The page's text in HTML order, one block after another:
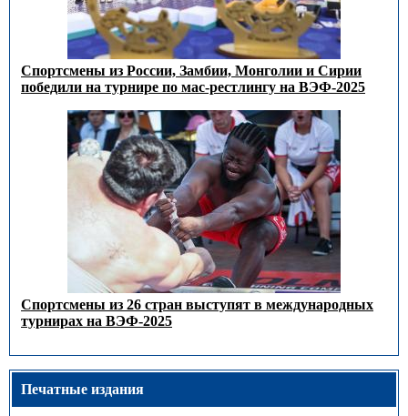
Спортсмены из России, Замбии, Монголии и Сирии
победили на турнире по мас-рестлингу на ВЭФ-2025
Спортсмены из 26 стран выступят в международных
турнирах на ВЭФ-2025
Печатные издания